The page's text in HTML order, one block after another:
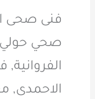
فنى صحى
صحي
الاحمدى,